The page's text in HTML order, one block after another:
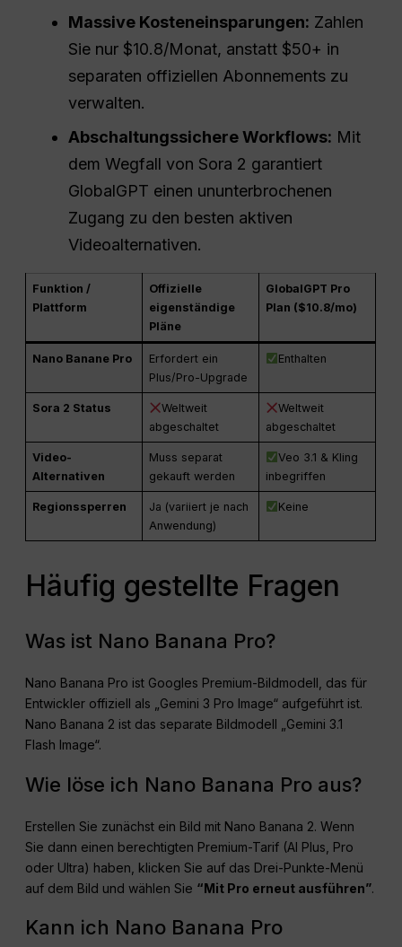
Massive Kosteneinsparungen: Zahlen
Sie nur $10.8/Monat, anstatt $50+ in
separaten offiziellen Abonnements zu
verwalten.
Abschaltungssichere Workflows: Mit
dem Wegfall von Sora 2 garantiert
GlobalGPT einen ununterbrochenen
Zugang zu den besten aktiven
Videoalternativen.
Funktion /
Plattform
Offizielle
eigenständige
Pläne
GlobalGPT Pro
Plan ($10.8/mo)
Nano Banane Pro
Erfordert ein
Plus/Pro-Upgrade
Enthalten
Sora 2 Status
Weltweit
abgeschaltet
Weltweit
abgeschaltet
Video-
Alternativen
Muss separat
gekauft werden
Veo 3.1 & Kling
inbegriffen
Regionssperren
Ja (variiert je nach
Anwendung)
Keine
Häufig gestellte Fragen
Was ist Nano Banana Pro?
Nano Banana Pro ist Googles Premium-Bildmodell, das für
Entwickler offiziell als „Gemini 3 Pro Image“ aufgeführt ist.
Nano Banana 2 ist das separate Bildmodell „Gemini 3.1
Flash Image“.
Wie löse ich Nano Banana Pro aus?
Erstellen Sie zunächst ein Bild mit Nano Banana 2. Wenn
Sie dann einen berechtigten Premium-Tarif (AI Plus, Pro
oder Ultra) haben, klicken Sie auf das Drei-Punkte-Menü
auf dem Bild und wählen Sie “Mit Pro erneut ausführen”.
Kann ich Nano Banana Pro